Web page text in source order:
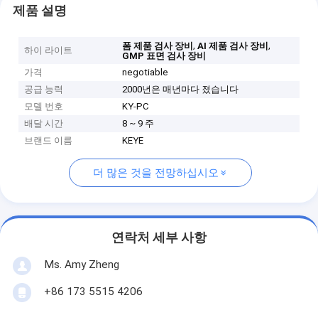
제품 설명
하이 라이트 폼 제품 검사 장비,AI 제품 검사 장비,
GMP 표면 검사 장비
가격
negotiable
공급 능력
2000년은 매년마다 졌습니다
모델 번호
KY-PC
배달 시간
8 ~ 9 주
브랜드 이름
KEYE
더 많은 것을 전망하십시오
연락처 세부 사항
Ms. Amy Zheng
+86 173 5515 4206